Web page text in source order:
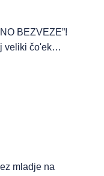
BEZVEZE”!
veliki čo'ek…
mladje na